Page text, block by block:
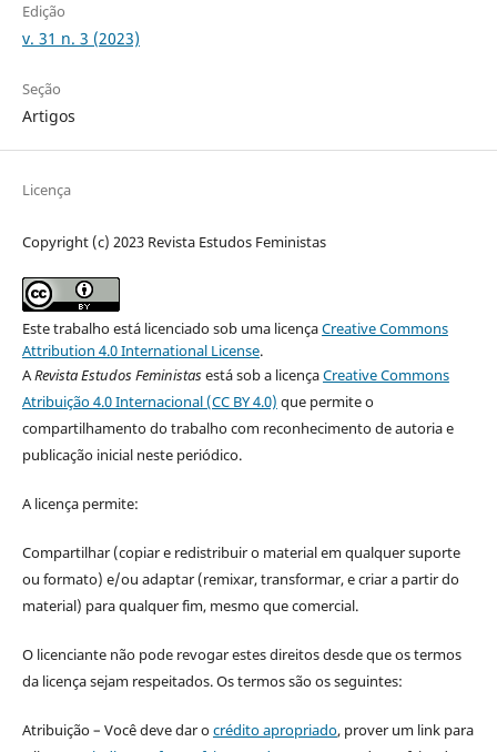
Edição
v. 31 n. 3 (2023)
Seção
Artigos
Licença
Copyright (c) 2023 Revista Estudos Feministas
Este trabalho está licenciado sob uma licençaCreative Commons
Attribution 4.0 International License.
ARevista Estudos Feministasestá sob a licençaCreative Commons
Atribuição 4.0 Internacional (CC BY 4.0) que permite o
compartilhamento do trabalho com reconhecimento de autoria e
publicação inicial neste periódico.
A licença permite:
Compartilhar (copiar e redistribuir o material em qualquer suporte
ou formato) e/ou adaptar (remixar, transformar, e criar a partir do
material) para qualquer fim, mesmo que comercial.
O licenciante não pode revogar estes direitos desde que os termos
da licença sejam respeitados. Os termos são os seguintes:
Atribuição – Você deve dar ocrédito apropriado, prover um link para